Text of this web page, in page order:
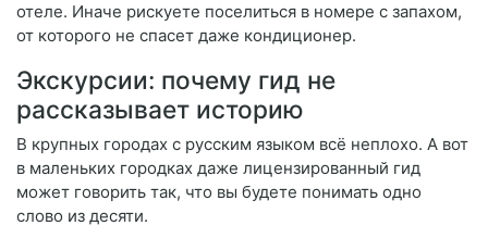
отеле. Иначе рискуете поселиться в номере с запахом,
от которого не спасет даже кондиционер.
Экскурсии: почему гид не
рассказывает историю
В крупных городах с русским языком всё неплохо. А вот
в маленьких городках даже лицензированный гид
может говорить так, что вы будете понимать одно
слово из десяти.